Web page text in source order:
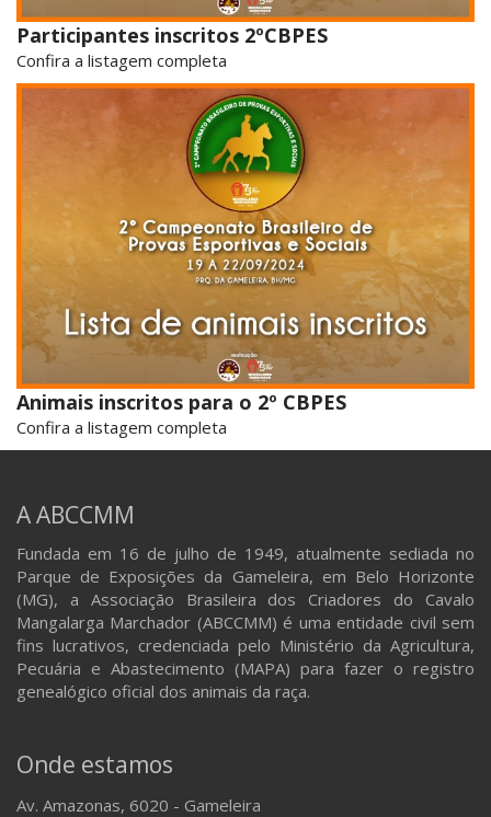
Participantes inscritos 2ºCBPES
Confira a listagem completa
Animais inscritos para o 2º CBPES
Confira a listagem completa
A ABCCMM
Fundada em 16 de julho de 1949, atualmente sediada no
Parque de Exposições da Gameleira, em Belo Horizonte
(MG), a Associação Brasileira dos Criadores do Cavalo
Mangalarga Marchador (ABCCMM) é uma entidade civil sem
fins lucrativos, credenciada pelo Ministério da Agricultura,
Pecuária e Abastecimento (MAPA) para fazer o registro
genealógico oficial dos animais da raça.
Onde estamos
Av. Amazonas, 6020 - Gameleira